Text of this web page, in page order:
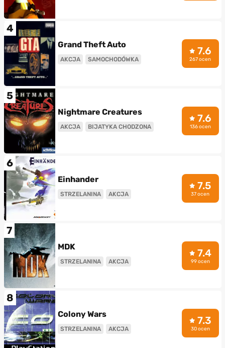
4
Grand Theft Auto
AKCJA SAMOCHODÓWKA
7.6
267 ocen
5
Nightmare Creatures
AKCJA BIJATYKA CHODZONA
7.6
136 ocen
6
Einhander
STRZELANINA AKCJA
7.5
37 ocen
7
MDK
STRZELANINA AKCJA
7.4
99 ocen
8
Colony Wars
STRZELANINA AKCJA
7.3
30 ocen